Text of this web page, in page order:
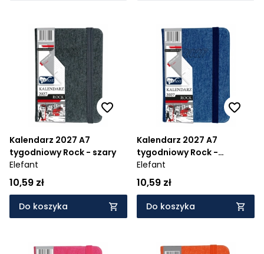
Kalendarz 2027 A7
tygodniowy Rock - szary
Elefant
10,59 zł
Do koszyka
Kalendarz 2027 A7
tygodniowy Rock -
szafirowy
Elefant
10,59 zł
Do koszyka